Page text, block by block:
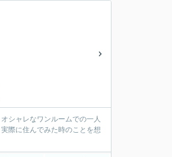
シャレなワンルームでの一人
際に住んでみた時のことを想